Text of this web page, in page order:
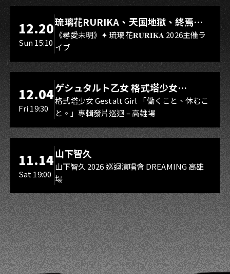
LIVE WAREHOUSE 小庫
12.20
Sun 15:10
琉璃花RURIKA、天国地獄、終焉
Rebirth、DUALIA、無我夢中、花奏
スマイル（O.A.）
《尋愛未明》✦ 琉璃花𝐑𝐔𝐑𝐈𝐊𝐀 2026主催ラ
イブ
LIVE WAREHOUSE 小庫
12.04
Fri 19:30
ゲシュタルト乙女 格式塔少女
Gestalt Girl
格式塔少女 Gestalt Girl 「働くこと、休むこ
と。」專輯發片巡迴 – 高雄場
11.14
Sat 19:00
山下智久
山下智久 2026 巡迴演唱會 DREAMING 高雄
場